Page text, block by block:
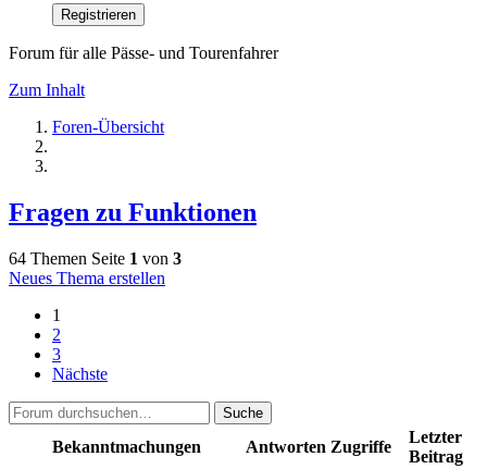
Registrieren
Forum für alle Pässe- und Tourenfahrer
Zum Inhalt
Foren-Übersicht
Fragen zu Funktionen
64 Themen Seite 1 von 3
Neues Thema erstellen
1
2
3
Nächste
Suche
Bekanntmachungen Antworten Zugriffe
Letzter
Beitrag